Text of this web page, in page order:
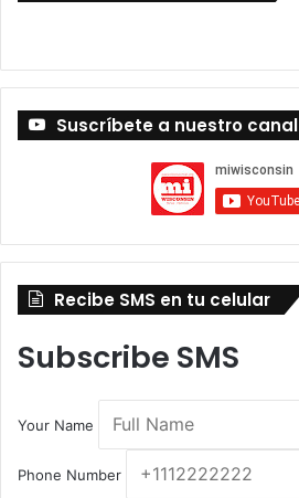
Suscríbete a nuestro canal
Recibe SMS en tu celular
Subscribe SMS
Your Name
Phone Number